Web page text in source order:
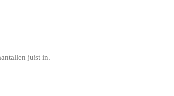
juist in.